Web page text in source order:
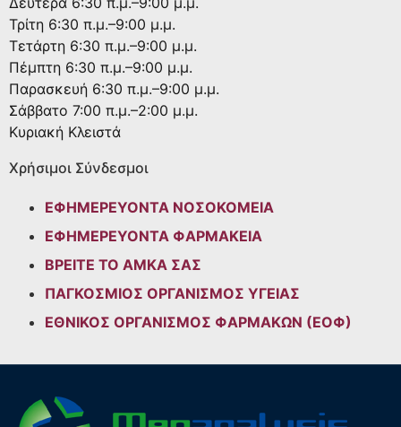
Τρίτη 6:30 π.μ.–9:00 μ.μ.
Τετάρτη 6:30 π.μ.–9:00 μ.μ.
Πέμπτη 6:30 π.μ.–9:00 μ.μ.
Παρασκευή 6:30 π.μ.–9:00 μ.μ.
Σάββατο 7:00 π.μ.–2:00 μ.μ.
Κυριακή Κλειστά
Χρήσιμοι Σύνδεσμοι
ΕΦΗΜΕΡΕΥΟΝΤΑ ΝΟΣΟΚΟΜΕΙΑ
ΕΦΗΜΕΡΕΥΟΝΤΑ ΦΑΡΜΑΚΕΙΑ
ΒΡΕΙΤΕ ΤΟ ΑΜΚΑ ΣΑΣ
ΠΑΓΚΟΣΜΙΟΣ ΟΡΓΑΝΙΣΜΟΣ ΥΓΕΙΑΣ
ΕΘΝΙΚΟΣ ΟΡΓΑΝΙΣΜΟΣ ΦΑΡΜΑΚΩΝ (ΕΟΦ)